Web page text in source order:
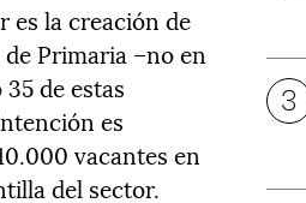
es la creación de
Primaria –no en
de estas
es
vacantes en
del sector.